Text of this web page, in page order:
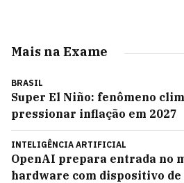
Mais na Exame
BRASIL
Super El Niño: fenômeno
pressionar inflação em 2027
INTELIGÊNCIA ARTIFICIAL
OpenAI prepara entrada no
hardware com dispositivo